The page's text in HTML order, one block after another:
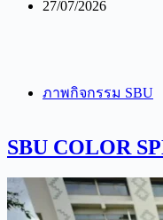
27/07/2026
ภาพกิจกรรม SBU
SBU COLOR